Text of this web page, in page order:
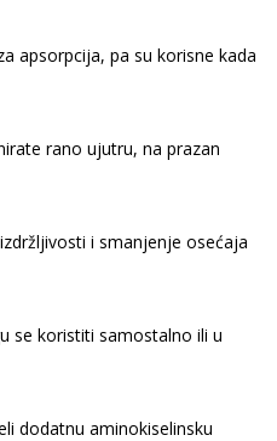
apsorpcija, pa su korisne kada
rano ujutru, na prazan
i smanjenje osećaja
se koristiti samostalno ili u
dodatnu aminokiselinsku